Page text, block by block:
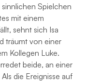
Spielchen
mit einem
sehnt sich Isa
träumt von einer
Kollegen Luke.
beide, an einer
die Ereignisse auf